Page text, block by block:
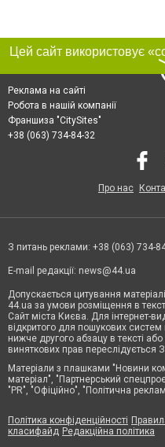
Реклама на сайті
Робота в нашій компанії
Франшиза "CitySites"
+38 (063) 734-84-32
Про нас
З питань реклами: +38 (063) 734-
E-mail редакції: news@44.ua
Допускається цитування
44.ua за умови розміщення в
Сайт міста Києва. Для інтернет-
відкритого для пошукових систем
нижче другого абзацу в тексті
виняткових прав переслідується
Матеріали з плашками "Новини
матеріал", "Партнерський
"PR", "Офіційно", "Політична
Політика конфіденційності
класифайд Редакційна політика